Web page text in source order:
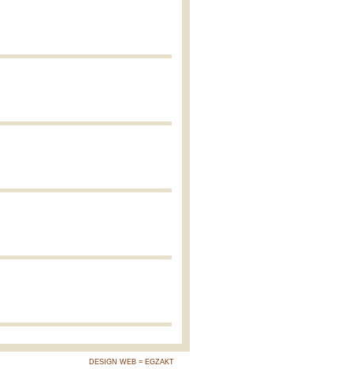
DESIGN WEB = EGZAKT